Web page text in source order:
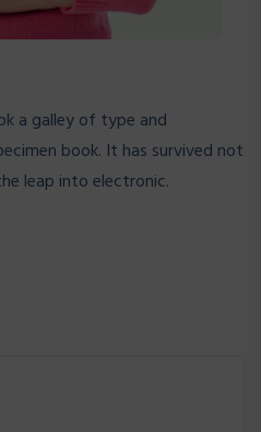
a galley of type and
book. It has survived not
leap into electronic.